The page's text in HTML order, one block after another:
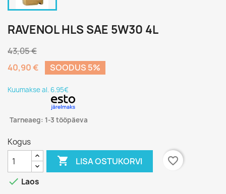
RAVENOL HLS SAE 5W30 4L
43,05 €
40,90 €
SOODUS 5%
Kuumakse al. 6.95€
Tarneaeg: 1-3 tööpäeva
Kogus
 LISA OSTUKORVI
favorite_border
 Laos